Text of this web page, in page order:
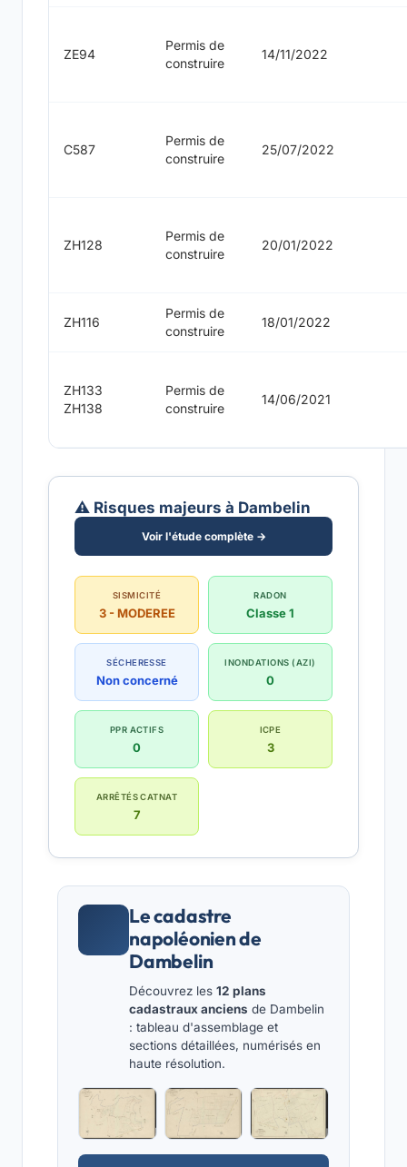
ZE94
Permis de
construire
14/11/2022
C587
Permis de
construire
25/07/2022
ZH128
Permis de
construire
20/01/2022
ZH116
Permis de
construire
18/01/2022
ZH133
ZH138
Permis de
construire
14/06/2021
⚠️ Risques majeurs à Dambelin
Voir l'étude complète →
SISMICITÉ
3 - MODEREE
RADON
Classe 1
SÉCHERESSE
Non concerné
INONDATIONS (AZI)
0
PPR ACTIFS
0
ICPE
3
ARRÊTÉS CATNAT
7
Le cadastre
napoléonien de
Dambelin
Découvrez les 12 plans
cadastraux anciens de Dambelin
: tableau d'assemblage et
sections détaillées, numérisés en
haute résolution.